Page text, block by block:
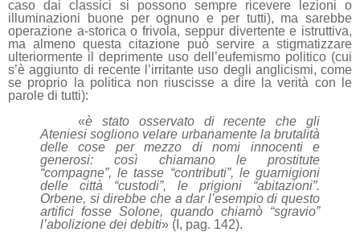
caso dai classici si possono sempre ricevere lezioni o
illuminazioni buone per ognuno e per tutti), ma sarebbe
operazione a-storica o frivola, seppur divertente e istruttiva,
ma almeno questa citazione può servire a stigmatizzare
ulteriormente il deprimente uso dell’eufemismo politico (cui
s’è aggiunto di recente l’irritante uso degli anglicismi, come
se proprio la politica non riuscisse a dire la verità con le
parole di tutti):
«è stato osservato di recente che gli
Ateniesi sogliono velare urbanamente la brutalità
delle cose per mezzo di nomi innocenti e
generosi: così chiamano le prostitute
“compagne”, le tasse “contributi”, le guarnigioni
delle città “custodi”, le prigioni “abitazioni”.
Orbene, si direbbe che a dar l’esempio di questo
artifici fosse Solone, quando chiamò “sgravio”
l’abolizione dei debiti» (I, pag. 142).